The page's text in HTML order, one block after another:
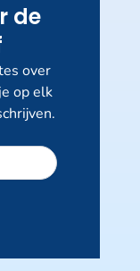
de
over
op elk